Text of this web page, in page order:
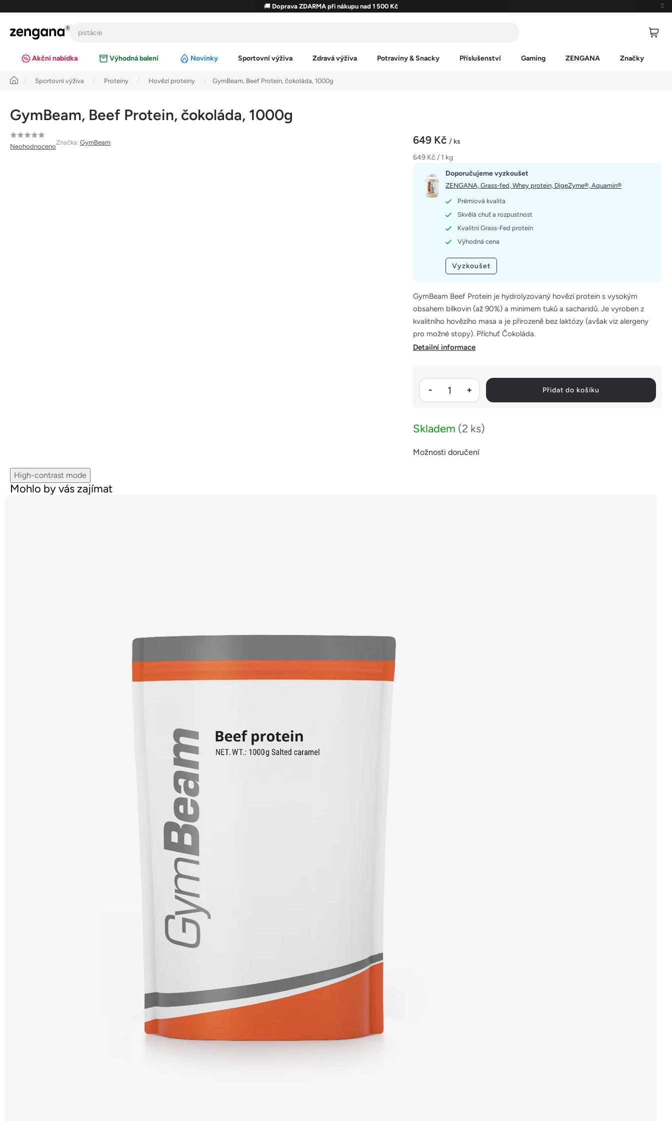
obsah
🚚 Doprava ZDARMA při nákupu nad 1 500 Kč
Akční nabídka Výhodná balení Novinky Sportovní výživa Zdravá výživa Potraviny & Snacky Příslušenství Gaming ZENGANA Značky
Úvod Sportovní výživa Proteiny Hovězí proteiny GymBeam, Beef Protein, čokoláda, 1000g
GymBeam, Beef Protein, čokoláda, 1000g
Průměrné
hodnocení
Neohodnoceno
Značka: GymBeam 649 Kč/ ks
Měrná
649 Kč / 1 kg
Skladem (2 ks)
Možnosti doručení
Přidat do košíku
GymBeam Beef Protein je hydrolyzovaný hovězí protein s vysokým
obsahem bílkovin (až 90%) a minimem tuků a sacharidů. Je vyroben z
kvalitního hovězího masa a je přirozeně bez laktózy (avšak viz alergeny
pro možné stopy). Příchuť Čokoláda.
Doporučujeme vyzkoušet
ZENGANA, Grass-fed, Whey protein, DigeZyme®, Aquamin®
Prémiová kvalita
Skvělá chuť a rozpustnost
Kvalitní Grass-Fed protein
Výhodná cena
Vyzkoušet
Detailní informace
High-contrast mode
Mohlo by vás zajímat